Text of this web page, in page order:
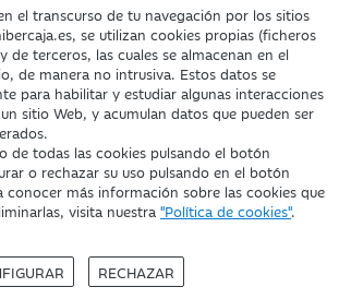
el transcurso de tu navegación por los sitios
se utilizan cookies propias (ficheros
de terceros, las cuales se almacenan en el
de manera no intrusiva. Estos datos se
para habilitar y estudiar algunas interacciones
sitio Web, y acumulan datos que pueden ser
de todas las cookies pulsando el botón
o rechazar su uso pulsando en el botón
conocer más información sobre las cookies que
visita nuestra "Política de cookies".
RECHAZAR
Ibercaja. C.I.F. G-50000652.
de Fundaciones del Mº de Educación,
el nº 1689.
Costa, 13. 50001 Zaragoza.